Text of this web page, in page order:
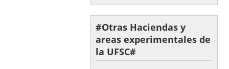
#Otras Haciendas y
areas experimentales de
la UFSC#